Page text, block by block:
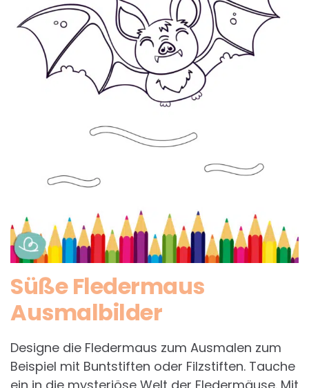
Süße Fledermaus
Ausmalbilder
Designe die Fledermaus zum Ausmalen zum
Beispiel mit Buntstiften oder Filzstiften. Tauche